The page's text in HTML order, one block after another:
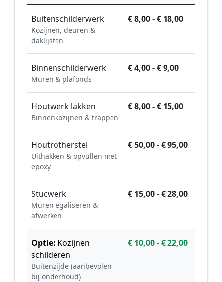
Buitenschilderwerk
Kozijnen, deuren &
daklijsten
€ 8,00 - € 18,00
Binnenschilderwerk
Muren & plafonds
€ 4,00 - € 9,00
Houtwerk lakken
Binnenkozijnen & trappen
€ 8,00 - € 15,00
Houtrotherstel
Uithakken & opvullen met
epoxy
€ 50,00 - € 95,00
Stucwerk
Muren egaliseren &
afwerken
€ 15,00 - € 28,00
Optie: Kozijnen
schilderen
Buitenzijde (aanbevolen
bij onderhoud)
€ 10,00 - € 22,00